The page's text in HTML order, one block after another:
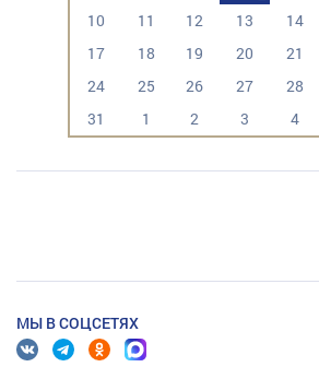
10
11 12 13 14
17
18 19 20 21
24
25 26 27 28
31
1 2 3 4
МЫ В СОЦСЕТЯХ